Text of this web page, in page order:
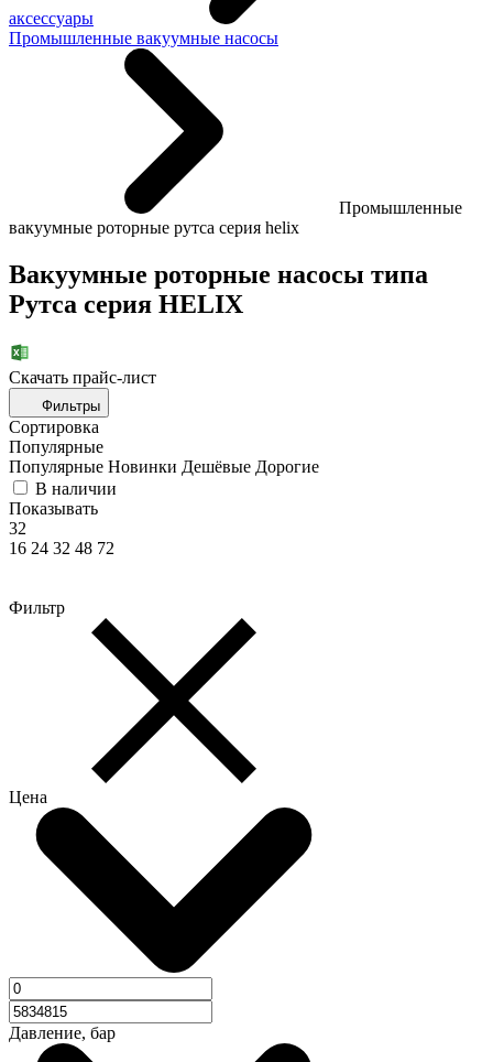
аксессуары
Промышленные вакуумные насосы
Промышленные
вакуумные роторные рутса серия helix
Вакуумные роторные насосы типа
Рутса серия HELIX
Скачать прайc-лист
Фильтры
Сортировка
Популярные
Популярные Новинки Дешёвые Дорогие
В наличии
Показывать
32
16 24 32 48 72
Фильтр
Цена
Давление, бар